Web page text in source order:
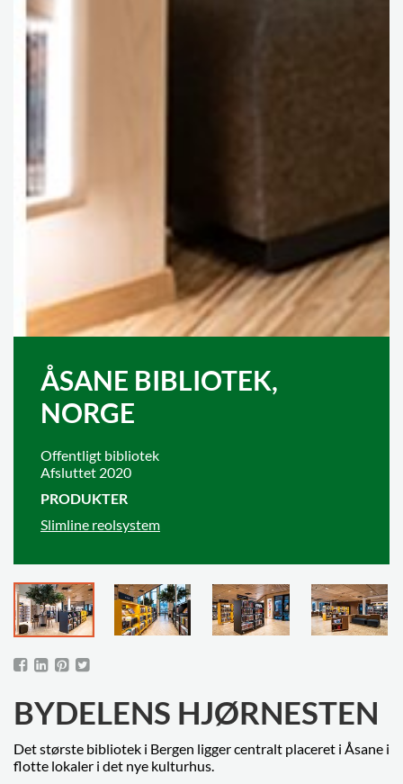
ÅSANE BIBLIOTEK,
NORGE
Offentligt bibliotek
Afsluttet 2020
PRODUKTER
Slimline reolsystem
BYDELENS HJØRNESTEN
Det største bibliotek i Bergen ligger centralt placeret i Åsane i
flotte lokaler i det nye kulturhus.